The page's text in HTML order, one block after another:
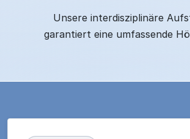
Unsere interdisziplinäre
garantiert eine umfassende